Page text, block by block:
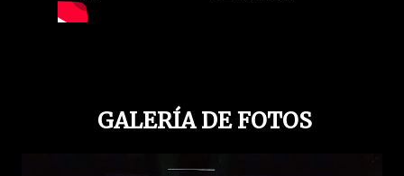
GALERÍA DE FOTOS